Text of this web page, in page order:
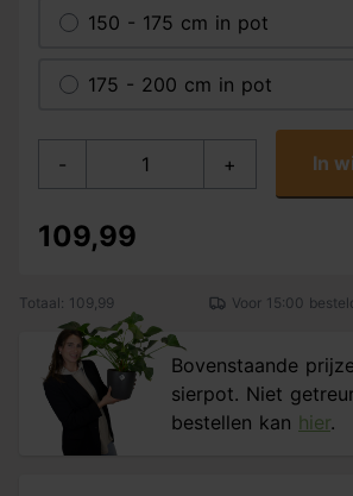
150 - 175 cm in pot
175 - 200 cm in pot
- + In
109,99
Totaal: 109,99 Voor 15:00
Bovenstaande
sierpot. Niet
bestellen kan hier.